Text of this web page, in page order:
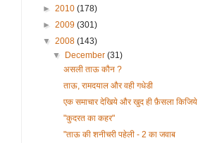
► 2010 (178)
► 2009 (301)
▼ 2008 (143)
▼
December(31)
असली ताऊ कौन ?
ताऊ, रामदयाल और वही गधेडी
एक समाचार देखिये और खुद ही फ़ैसला किजिये
"कुदरत का कहर"
"ताऊ की शनीचरी पहेली - 2 का जवाब